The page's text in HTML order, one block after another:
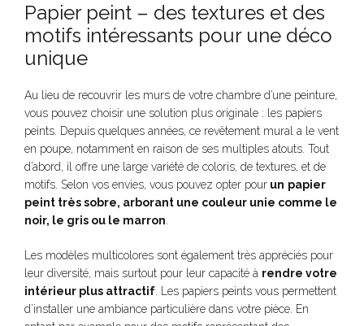
Papier peint – des textures et des
motifs intéressants pour une déco
unique
Au lieu de recouvrir les murs de votre chambre d’une peinture,
vous pouvez choisir une solution plus originale : les papiers
peints. Depuis quelques années, ce revêtement mural a le vent
en poupe, notamment en raison de ses multiples atouts. Tout
d’abord, il offre une large variété de coloris, de textures, et de
motifs. Selon vos envies, vous pouvez opter pour un papier
peint très sobre, arborant une couleur unie comme le
noir, le gris ou le marron.
Les modèles multicolores sont également très appréciés pour
leur diversité, mais surtout pour leur capacité à rendre votre
intérieur plus attractif. Les papiers peints vous permettent
d’installer une ambiance particulière dans votre pièce. En